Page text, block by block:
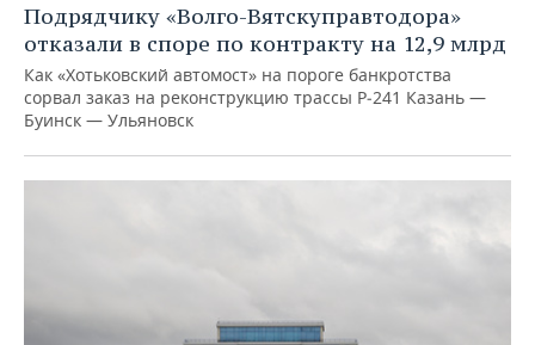
Подрядчику «Волго-Вятскуправтодора»
отказали в споре по контракту на 12,9 млрд
Как «Хотьковский автомост» на пороге банкротства
сорвал заказ на реконструкцию трассы Р‑241 Казань —
Буинск — Ульяновск